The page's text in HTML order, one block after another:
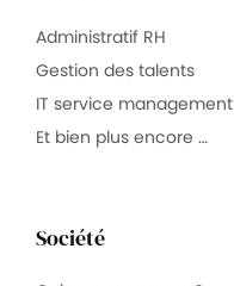
Administratif RH
Gestion des talents
IT service management
Et bien plus encore …
Société